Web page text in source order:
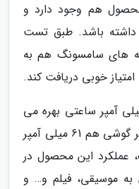
محصول هم وجود دارد و
داشته باشد. طبق تست
های سامسونگ هم به
خوبی دریافت کند.
پرو از یک باتری 472 میلی آمپر ساعتی بهره می
برد و ظرفیت باتری بکار رفته در هر گوشی هم 61 میلی آمپر
این محصول در
موسیقی، فیلم و… و